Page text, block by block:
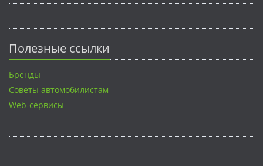
Полезные ссылки
Бренды
Советы автомобилистам
Web-сервисы